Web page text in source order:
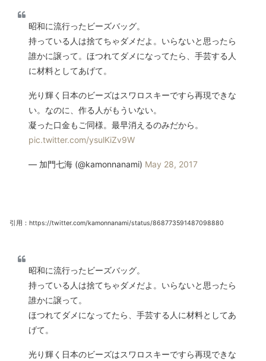
昭和に流行ったビーズバッグ。
持っている人は捨てちゃダメだよ。いらないと思ったら
誰かに譲って。ほつれてダメになってたら、手芸する人
に材料としてあげて。
光り輝く日本のビーズはスワロスキーですら再現できな
い。なのに、作る人がもういない。
凝った口金もご同様。最早消えるのみだから。
pic.twitter.com/ysulKiZv9W
— 加門七海 (@kamonnanami) May 28, 2017
引用：https://twitter.com/kamonnanami/status/868773591487098880
昭和に流行ったビーズバッグ。
持っている人は捨てちゃダメだよ。いらないと思ったら
誰かに譲って。
ほつれてダメになってたら、手芸する人に材料としてあ
げて。
光り輝く日本のビーズはスワロスキーですら再現できな